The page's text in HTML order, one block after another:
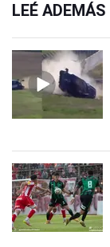
LEÉ ADEMÁS